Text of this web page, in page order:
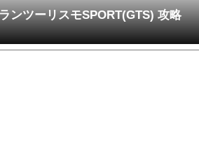
ンツーリスモSPORT(GTS) 攻略